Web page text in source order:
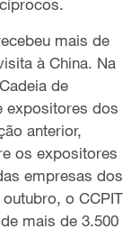
mais de
à China. Na
de
expositores dos
anterior,
os expositores
empresas dos
o CCPIT
mais de 3.500